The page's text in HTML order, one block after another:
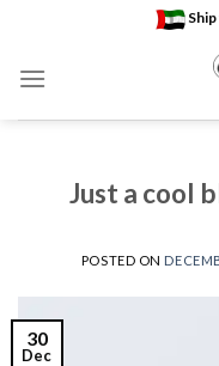
content
Just a cool
POSTED ON
30
Dec